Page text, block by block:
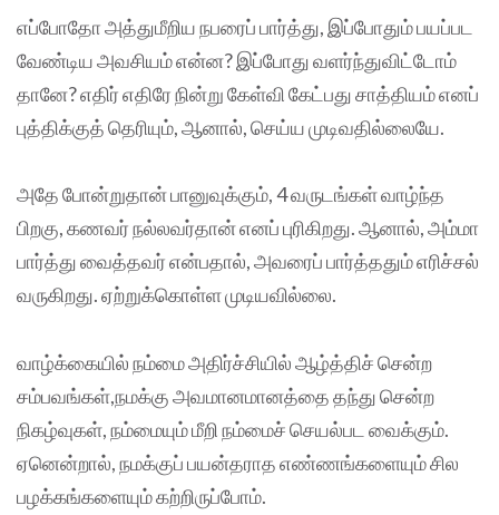
எப்போதோ அத்துமீறிய நபரைப் பார்த்து, இப்போதும் பயப்பட
வேண்டிய அவசியம் என்ன? இப்போது வளர்ந்துவிட்டோம்
தானே? எதிர் எதிரே நின்று கேள்வி கேட்பது சாத்தியம் எனப்
புத்திக்குத் தெரியும், ஆனால், செய்ய முடிவதில்லையே.
அதே போன்றுதான் பானுவுக்கும், 4 வருடங்கள் வாழ்ந்த
பிறகு, கணவர் நல்லவர்தான் எனப் புரிகிறது. ஆனால், அம்மா
பார்த்து வைத்தவர் என்பதால், அவரைப் பார்த்ததும் எரிச்சல்
வருகிறது. ஏற்றுக்கொள்ள முடியவில்லை.
வாழ்க்கையில் நம்மை அதிர்ச்சியில் ஆழ்த்திச் சென்ற
சம்பவங்கள்,நமக்கு அவமானமானத்தை தந்து சென்ற
நிகழ்வுகள், நம்மையும் மீறி நம்மைச் செயல்பட வைக்கும்.
ஏனென்றால், நமக்குப் பயன்தராத எண்ணங்களையும் சில
பழக்கங்களையும் கற்றிருப்போம்.